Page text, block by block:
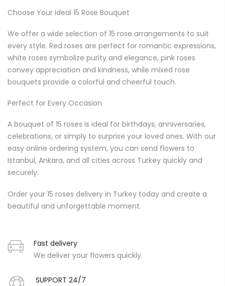
Choose Your Ideal 15 Rose Bouquet
We offer a wide selection of 15 rose arrangements to suit
every style. Red roses are perfect for romantic expressions,
white roses symbolize purity and elegance, pink roses
convey appreciation and kindness, while mixed rose
bouquets provide a colorful and cheerful touch.
Perfect for Every Occasion
A bouquet of 15 roses is ideal for birthdays, anniversaries,
celebrations, or simply to surprise your loved ones. With our
easy online ordering system, you can send flowers to
Istanbul, Ankara, and all cities across Turkey quickly and
securely.
Order your 15 roses delivery in Turkey today and create a
beautiful and unforgettable moment.
Fast delivery
We deliver your flowers quickly.
SUPPORT 24/7